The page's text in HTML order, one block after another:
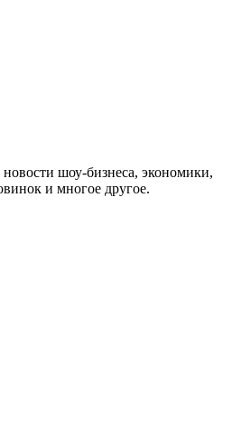
шоу-бизнеса, экономики,
и многое другое.